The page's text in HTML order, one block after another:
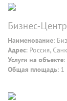
Бизнес-
Наименование:
Адрес: Россия,
Услуги на объекте
Общая площадь: 1